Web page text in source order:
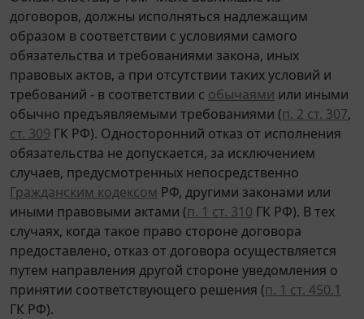
договоров, должны исполняться надлежащим
образом в соответствии с условиями самого
обязательства и требованиями закона, иных
правовых актов, а при отсутствии таких условий и
требований - в соответствии с обычаями или иными
обычно предъявляемыми требованиями (п. 2 ст. 307,
ст. 309 ГК РФ). Односторонний отказ от исполнения
обязательства не допускается, за исключением
случаев, предусмотренных непосредственно
Гражданским кодексом РФ, другими законами или
иными правовыми актами (п. 1 ст. 310 ГК РФ). В тех
случаях, когда такое право стороне договора
предоставлено, отказ от договора осуществляется
путем направления другой стороне уведомления о
принятии соответствующего решения (п. 1 ст. 450.1
ГК РФ).